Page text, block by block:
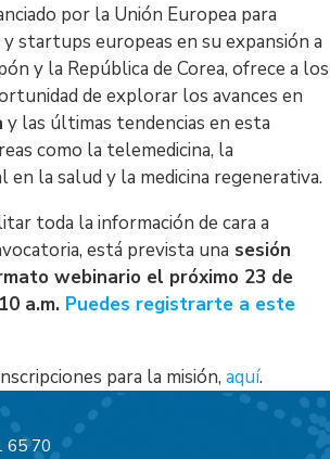
por la Unión Europea para
startups europeas en su expansión a
y la República de Corea, ofrece a los
de explorar los avances en
y las últimas tendencias en esta
como la telemedicina, la
la salud y la medicina regenerativa.
toda la información de cara a
está prevista una sesión
webinario el próximo 23 de
a.m. Puedes registrarte a este
para la misión, aquí.
65 70